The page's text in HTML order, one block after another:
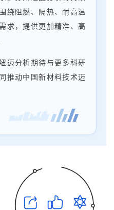
绕阻燃、隔热、耐高温
求，提供更加精准、高
迈分析期待与更多科研
推动中国新材料技术迈